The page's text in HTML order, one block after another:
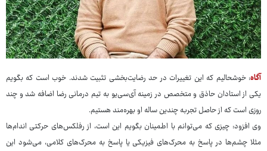
آگاه: خوشحالیم که این تغییرات در حد رضایت‌بخشی تثبیت شدند. خوب است که بگویم
یکی از استادان حاذق و متخصص در زمینه آی‌سی‌یو به تیم درمانی رضا اضافه شد و چند
روزی است که از حاصل تجربه چندین ساله او بهره‌مند هستیم.
وی افزود: چیزی که می‌توانم با اطمینان بگویم این است، از رفلکس‌های حرکتی اندام‌ها
مثلا چشم‌ها در پاسخ به محرک‌های فیزیکی یا پاسخ به محرک‌های کلامی، می‌شود این